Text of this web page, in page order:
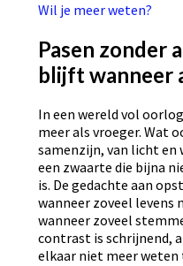
Wil je meer weten?
Pasen zonder
blijft wanneer
In een wereld vol
meer als vroeger. Wat
samenzijn, van licht en
een zwaarte die bijna
is. De gedachte aan
wanneer zoveel levens
wanneer zoveel
contrast is schrijnend,
elkaar niet meer weten